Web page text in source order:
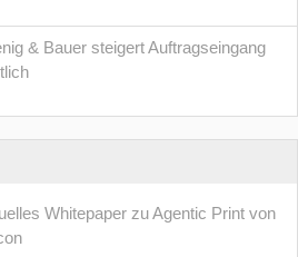
& Bauer steigert Auftragseingang
Whitepaper zu Agentic Print von